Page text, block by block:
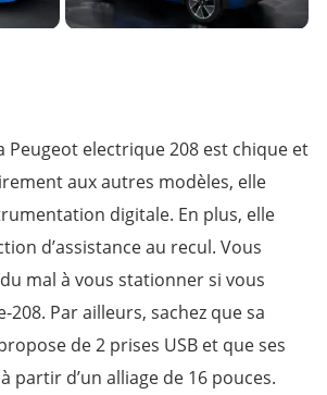
Peugeot electrique 208 est chique et
aux autres modèles, elle
digitale. En plus, elle
d’assistance au recul. Vous
mal à vous stationner si vous
208. Par ailleurs, sachez que sa
de 2 prises USB et que ses
partir d’un alliage de 16 pouces.